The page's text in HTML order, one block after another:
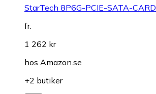
StarTech 8P6G-PCIE-SATA-CARD
fr.
1 262 kr
hos Amazon.se
+2 butiker